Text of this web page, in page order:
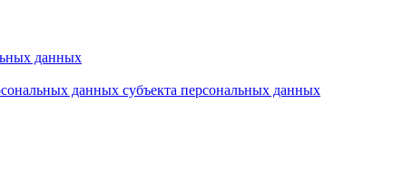
данных
данных субъекта персональных данных